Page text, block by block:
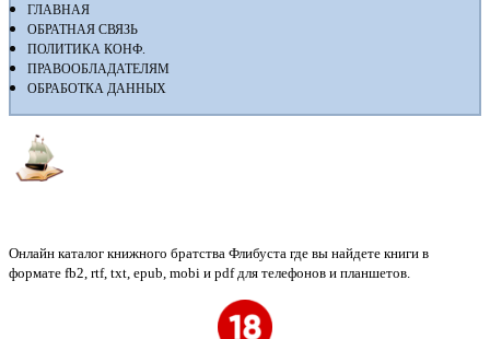
ГЛАВНАЯ
ОБРАТНАЯ СВЯЗЬ
ПОЛИТИКА КОНФ.
ПРАВООБЛАДАТЕЛЯМ
ОБРАБОТКА ДАННЫХ
Онлайн каталог книжного братства Флибуста где вы найдете книги в
формате fb2, rtf, txt, epub, mobi и pdf для телефонов и планшетов.